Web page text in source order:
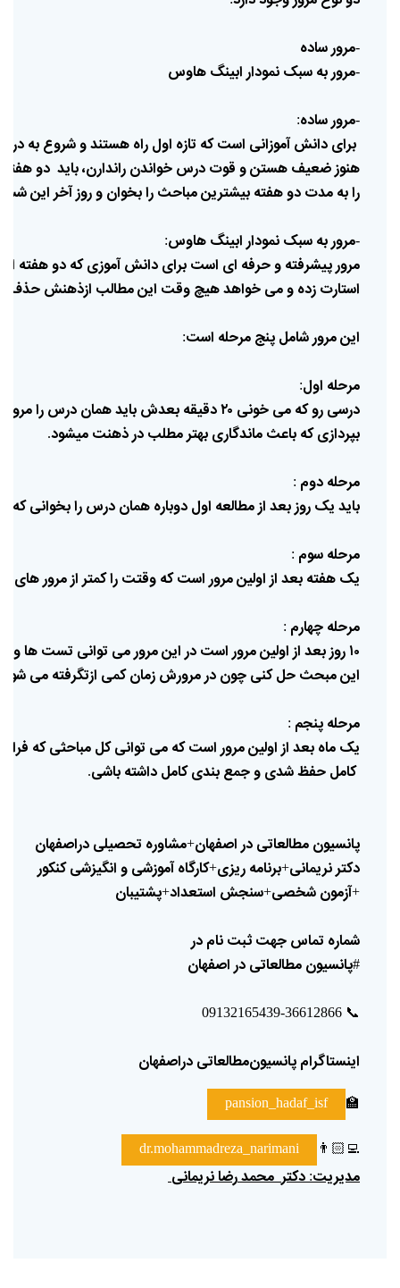
-مرورساده
-مروربهسبکنمودارابینگهاوس
-مرورساده:
برایدانشآموزانی استکه تازه اولراههستندوشروعبه
هنوزضعیفهستنوقوتدرسخواندنراندارن،باید دوهفته
رابهمدتدوهفتهبیشترینمباحثرابخوانوروزآخراین
-مروربهسبکنمودارابینگهاوس:
مرورپیشرفتهوحرفه ای استبرایدانشآموزیکهدوهفته
استارتزدهومیخواهدهیچوقت اینمطالب ازذهنشحذف
اینمرورشاملپنجمرحله است:
مرحله اول:
درسیروکهمیخونی ۲۰دقیقهبعدشبایدهماندرسرامرور
بپردازیکهباعثماندگاریبهترمطلبدرذهنتمیشود.
مرحلهدوم :
بایدیکروزبعدازمطالعه اولدوبارههماندرسرابخوانیکه
مرحلهسوم :
یکهفتهبعدازاولینمروراستکهوقتتراکمترازمرورهای
مرحلهچهارم :
۱۰روزبعدازاولینمروراستدراینمرورمی توانی تستهاو
اینمبحثحلکنیچوندرمرورشزمانکمی ازتگرفتهمیشود
مرحلهپنجم :
یکماهبعدازاولینمروراستکهمی توانیکلمباحثیکه
کاملحفظشدیوجمعبندیکاملداشتهباشی.
پانسیونمطالعاتیدراصفهان+مشاوره تحصیلیدراصفهان
دکترنریمانی+برنامهریزی+کارگاهآموزشیوانگیزشیکنکور
+آزمونشخصی+سنجش استعداد+پشتیبان
شماره تماسجهتثبتنامدر
#پانسیونمطالعاتیدراصفهان
📞
اینستاگرامپانسیون‌مطالعاتیدراصفهان
🏫
pansion_hadaf_isf
👨🏻‍💻
dr.mohammadreza_narimani
مدیریت: دکتر محمدرضانریمانی